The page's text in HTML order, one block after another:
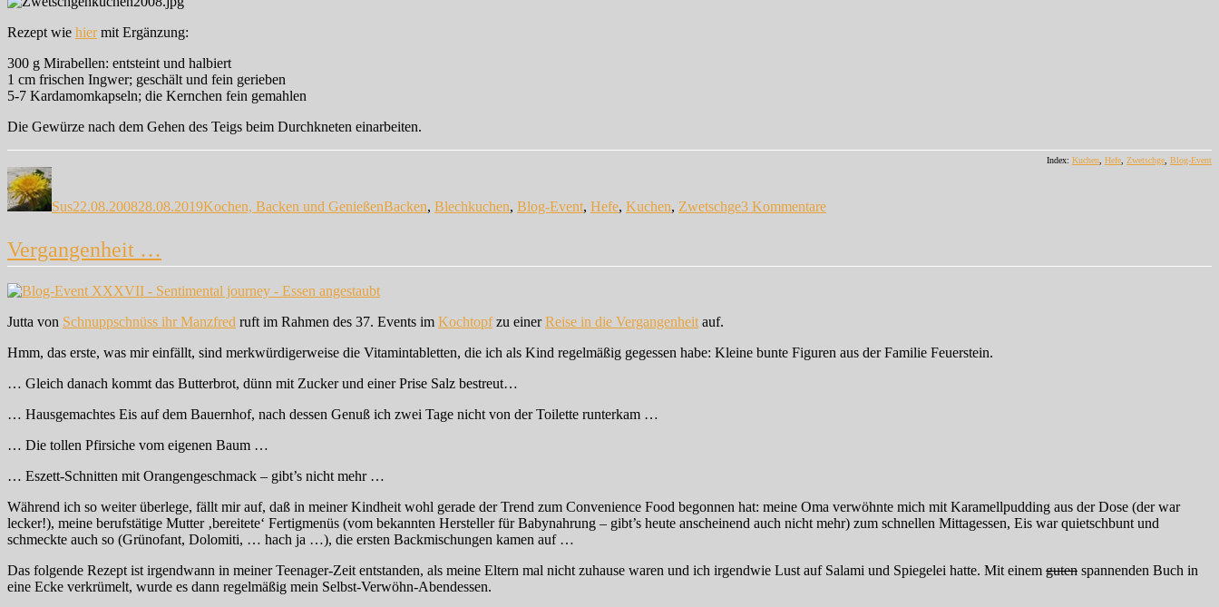
Rezept wie hiermit Ergänzung:
300 g Mirabellen: entsteint und halbiert
1 cm frischen Ingwer; geschält und fein gerieben
5-7 Kardamomkapseln; die Kernchen fein gemahlen
Die Gewürze nach dem Gehen des Teigs beim Durchkneten einarbeiten.
Index: Kuchen, Hefe, Zwetschge, Blog-Event
Autor
Sus22.08.200828.08.2019Kochen, Backen und GenießenBacken, Blechkuchen, Blog-Event, Hefe, Kuchen, Zwetschge3 Kommentarewieder
vorbei
Vergangenheit …
Jutta von Schnuppschnüss ihr Manzfred ruft im Rahmen des 37. Events im Kochtopfzu einerReise in die Vergangenheit auf.
Hmm, das erste, was mir einfällt, sind merkwürdigerweise die Vitamintabletten, die ich als Kind regelmäßig gegessen habe: Kleine bunte Figuren aus der Familie Feuerstein.
… Gleich danach kommt das Butterbrot, dünn mit Zucker und einer Prise Salz bestreut…
… Hausgemachtes Eis auf dem Bauernhof, nach dessen Genuß ich zwei Tage nicht von der Toilette runterkam …
… Die tollen Pfirsiche vom eigenen Baum …
… Eszett-Schnitten mit Orangengeschmack – gibt’s nicht mehr …
Während ich so weiter überlege, fällt mir auf, daß in meiner Kindheit wohl gerade der Trend zum Convenience Food begonnen hat: meine Oma verwöhnte mich mit Karamellpudding aus der Dose (der war
lecker!), meine berufstätige Mutter ‚bereitete‘ Fertigmenüs (vom bekannten Hersteller für Babynahrung – gibt’s heute anscheinend auch nicht mehr) zum schnellen Mittagessen, Eis war quietschbunt und
schmeckte auch so (Grünofant, Dolomiti, … hach ja …), die ersten Backmischungen kamen auf …
Das folgende Rezept ist irgendwann in meiner Teenager-Zeit entstanden, als meine Eltern mal nicht zuhause waren und ich irgendwie Lust auf Salami und Spiegelei hatte. Mit einem guten spannenden Buch in
eine Ecke verkrümelt, wurde es dann regelmäßig mein Selbst-Verwöhn-Abendessen.